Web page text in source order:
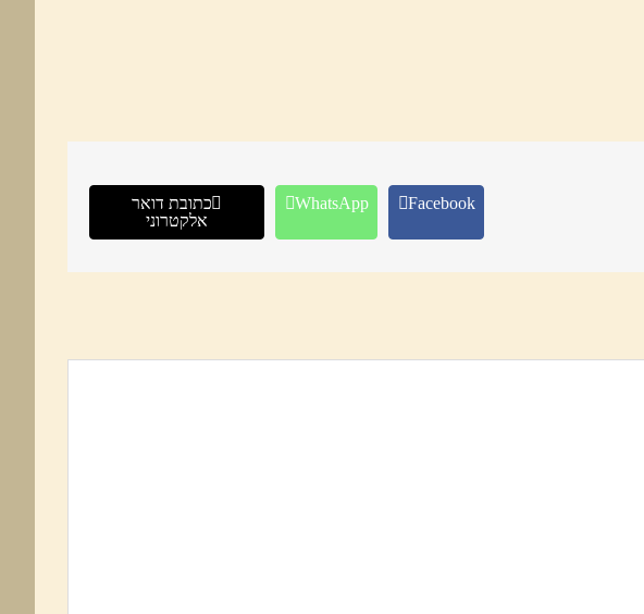
Facebook
WhatsApp
כתובת דואר
אלקטרוני